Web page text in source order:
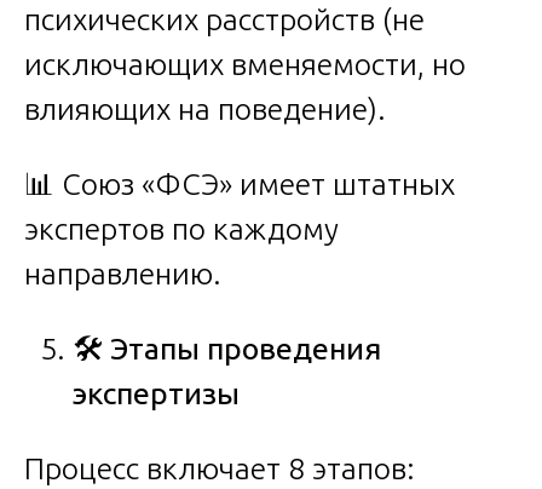
психических расстройств (не
исключающих вменяемости, но
влияющих на поведение).
📊 Союз «ФСЭ» имеет штатных
экспертов по каждому
направлению.
🛠️ Этапы проведения
экспертизы
Процесс включает 8 этапов: